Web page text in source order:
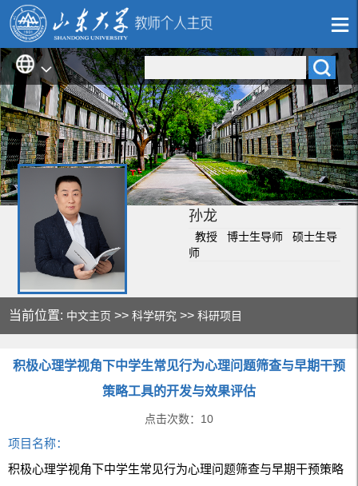
孙龙
教授 博士生导师 硕士生导
师
当前位置: 中文主页 >>科学研究 >>科研项目
积极心理学视角下中学生常见行为心理问题筛查与早期干预
策略工具的开发与效果评估
点击次数： 10
项目名称：
积极心理学视角下中学生常见行为心理问题筛查与早期干预策略